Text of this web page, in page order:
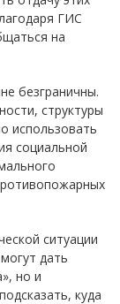
ГИС
на
безграничны.
структуры
использовать
социальной
ситуации
дать
но и
куда